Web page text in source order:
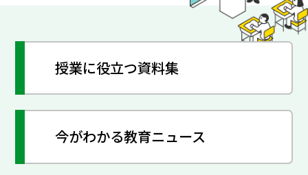
授業に役立つ資料集
今がわかる教育ニュース